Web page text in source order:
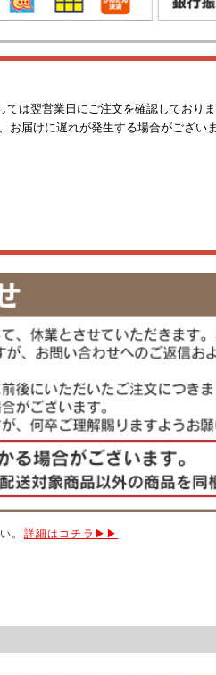
は翌営業日にご注文を確認しており
届けに遅れが発生する場合がござい
。 詳細はコチラ▶▶